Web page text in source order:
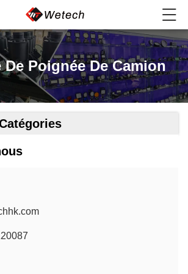
De Poignée De Camion